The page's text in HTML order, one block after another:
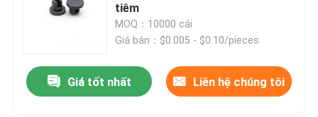
tiêm
MOQ：10000 cái
Giá bán：$0.005 - $0.10/pieces
Giá tốt nhất Liên hệ chúng tôi